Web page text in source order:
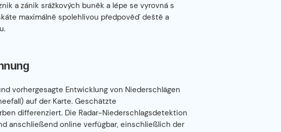
a zánik srážkových buněk a lépe se vyrovná s
maximálně spolehlivou předpověď deště a
vorhergesagte Entwicklung von Niederschlägen
auf der Karte. Geschätzte
differenziert. Die Radar-Niederschlagsdetektion
anschließend online verfügbar, einschließlich der